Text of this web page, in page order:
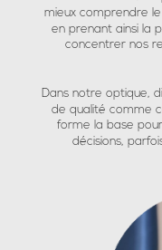
mieux comprendre
en prenant ainsi la
concentrer nos
Dans notre optique,
de qualité comme
forme la base
décisions,